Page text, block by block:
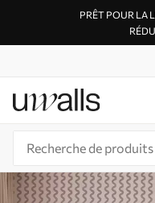
PRÊT POUR LA